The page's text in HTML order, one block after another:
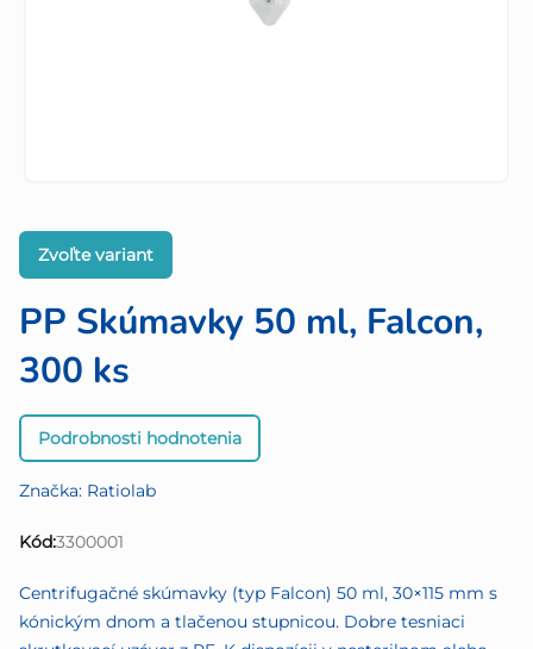
PP Skúmavky 50 ml, Falcon,
300 ks
Priemerné
hodnotenie
je
0,0
5
hviezdičiek.
Podrobnosti hodnotenia
Značka: Ratiolab
Kód:3300001
Zvoľte variant
Centrifugačné skúmavky (typ Falcon) 50 ml, 30×115 mm s
kónickým dnom a tlačenou stupnicou. Dobre tesniaci